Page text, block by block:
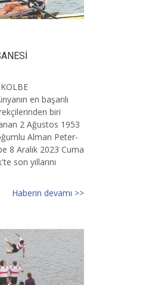
KOLBE
en başarılı
biri
2 Ağustos 1953
Alman Peter-
8 Aralık 2023 Cuma
son yıllarını
Haberin devamı >>